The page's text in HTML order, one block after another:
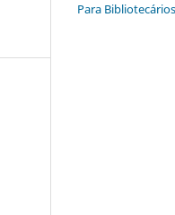
Para Bibliotecários